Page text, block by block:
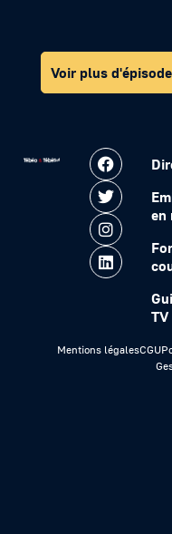
Voir plus
en
TV
Mentions légalesCGU